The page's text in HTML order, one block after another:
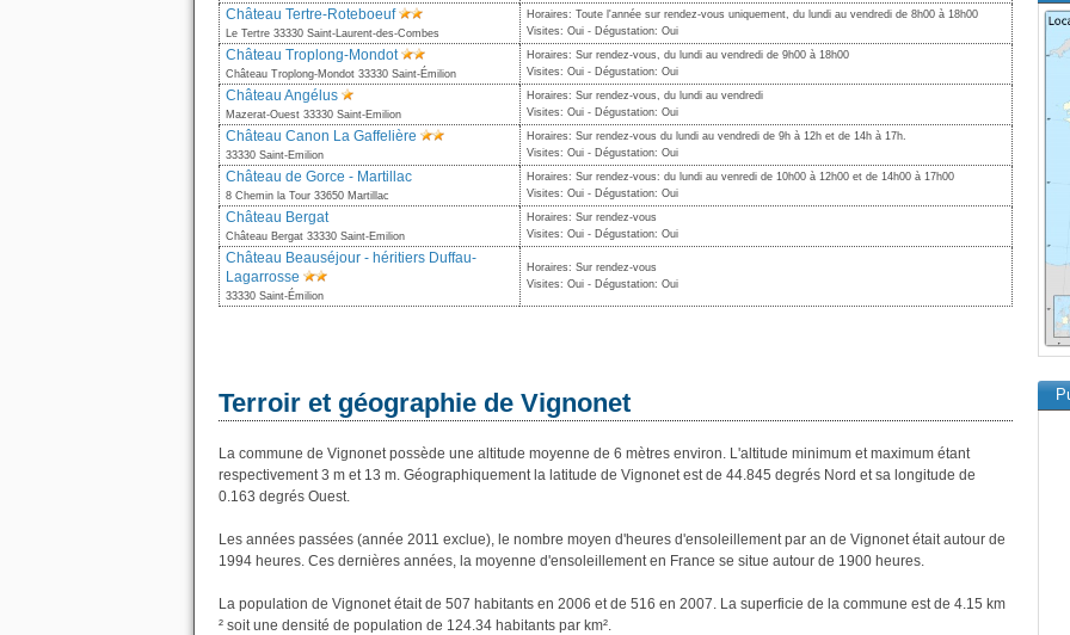
Château Tertre-Roteboeuf
Le Tertre 33330 Saint-Laurent-des-Combes
Horaires: Toute l'année sur rendez-vous uniquement, du lundi au vendredi de 8h00 à 18h00
Visites: Oui - Dégustation: Oui
Château Troplong-Mondot
Château Troplong-Mondot 33330 Saint-Émilion
Horaires: Sur rendez-vous, du lundi au vendredi de 9h00 à 18h00
Visites: Oui - Dégustation: Oui
Château Angélus
Mazerat-Ouest 33330 Saint-Emilion
Horaires: Sur rendez-vous, du lundi au vendredi
Visites: Oui - Dégustation: Oui
Château Canon La Gaffelière
33330 Saint-Emilion
Horaires: Sur rendez-vous du lundi au vendredi de 9h à 12h et de 14h à 17h.
Visites: Oui - Dégustation: Oui
Château de Gorce - Martillac
8 Chemin la Tour 33650 Martillac
Horaires: Sur rendez-vous: du lundi au venredi de 10h00 à 12h00 et de 14h00 à 17h00
Visites: Oui - Dégustation: Oui
Château Bergat
Château Bergat 33330 Saint-Emilion
Horaires: Sur rendez-vous
Visites: Oui - Dégustation: Oui
Château Beauséjour - héritiers Duffau-
Lagarrosse
33330 Saint-Émilion
Horaires: Sur rendez-vous
Visites: Oui - Dégustation: Oui
Terroir et géographie de Vignonet
La commune de Vignonet possède une altitude moyenne de 6 mètres environ. L'altitude minimum et maximum étant
respectivement 3 m et 13 m. Géographiquement la latitude de Vignonet est de 44.845 degrés Nord et sa longitude de
0.163 degrés Ouest.
Les années passées (année 2011 exclue), le nombre moyen d'heures d'ensoleillement par an de Vignonet était autour de
1994 heures. Ces dernières années, la moyenne d'ensoleillement en France se situe autour de 1900 heures.
La population de Vignonet était de 507 habitants en 2006 et de 516 en 2007. La superficie de la commune est de 4.15 km
² soit une densité de population de 124.34 habitants par km².